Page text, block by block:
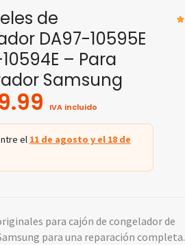
de
DA97-10595E
– Para
Samsung
IVA incluido
el 11 de agosto y el 18 de
para cajón de congelador de
para una reparación completa.